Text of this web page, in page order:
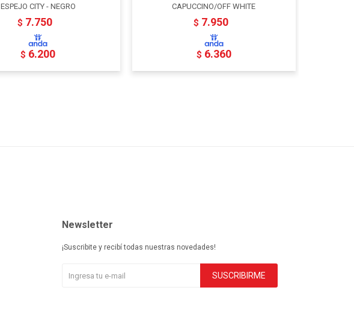
ESPEJO CITY - NEGRO
$ 7.750
$ 6.200
CAPUCCINO/OFF WHITE
$ 7.950
$ 6.360
Newsletter
¡Suscribite y recibí todas nuestras novedades!
SUSCRIBIRME